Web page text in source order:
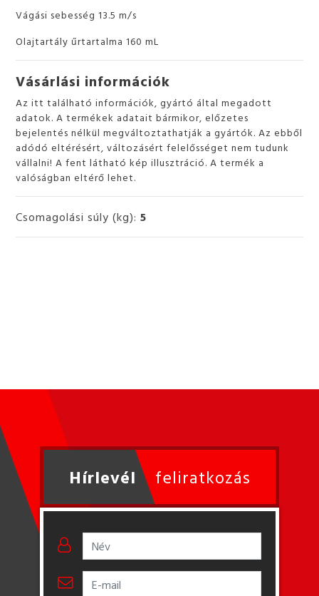
Vágási sebesség 13.5 m/s
Olajtartály űrtartalma 160 mL
Vásárlási információk
Az itt található információk, gyártó által megadott
adatok. A termékek adatait bármikor, előzetes
bejelentés nélkül megváltoztathatják a gyártók. Az ebből
adódó eltérésért, változásért felelősséget nem tudunk
vállalni! A fent látható kép illusztráció. A termék a
valóságban eltérő lehet.
Csomagolási súly (kg):5
Hírlevél feliratkozás